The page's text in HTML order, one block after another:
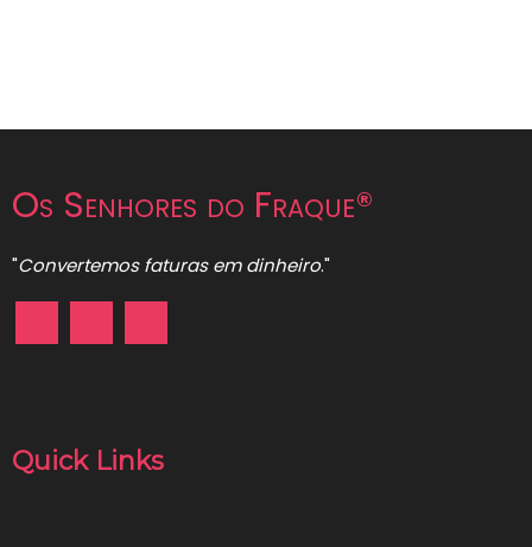
Os Senhores do Fraque®
"Convertemos faturas em dinheiro."
Quick Links